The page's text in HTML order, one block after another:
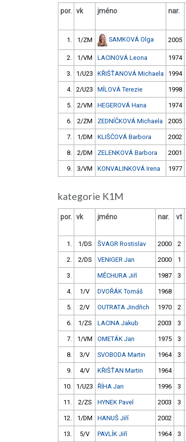
por. vk jméno nar.
1. 1/ZM SAMKOVÁ Olga 2005
2. 1/VM LACINOVÁ Leona 1974
3. 1/U23 KŘIŠŤANOVÁ Michaela 1994
4. 2/U23 MÍLOVÁ Terezie 1998
5. 2/VM HEGEROVÁ Hana 1974
6. 2/ZM ZEDNÍČKOVÁ Michaela 2005
7. 1/DM KLIŠČOVÁ Barbora 2002
8. 2/DM ZELENKOVÁ Barbora 2001
9. 3/VM KONVALINKOVÁ Irena 1977
kategorie K1M
por. vk jméno nar. vt
1. 1/DS ŠVAGR Rostislav 2000 2
2. 2/DS VENIGER Jan 2000 1
3. MĚCHURA Jiří 1987 3
4. 1/V DVOŘÁK Tomáš 1968
5. 2/V OUTRATA Jindřich 1970 2
6. 1/ZS LACINA Jakub 2003 3
7. 1/VM OMETÁK Jan 1975 3
8. 3/V SVOBODA Martin 1964 3
9. 4/V KŘIŠŤAN Martin 1964
10. 1/U23 ŘÍHA Jan 1996 3
11. 2/ZS HYNEK Pavel 2003 3
12. 1/DM HANUŠ Jiří 2002
13. 5/V PAVLÍK Jiří 1964 3